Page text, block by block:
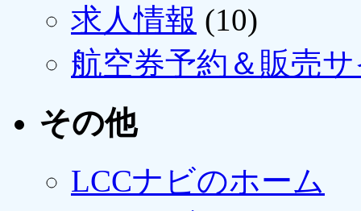
求人情報 (10)
航空券予約＆販売
その他
LCCナビのホーム